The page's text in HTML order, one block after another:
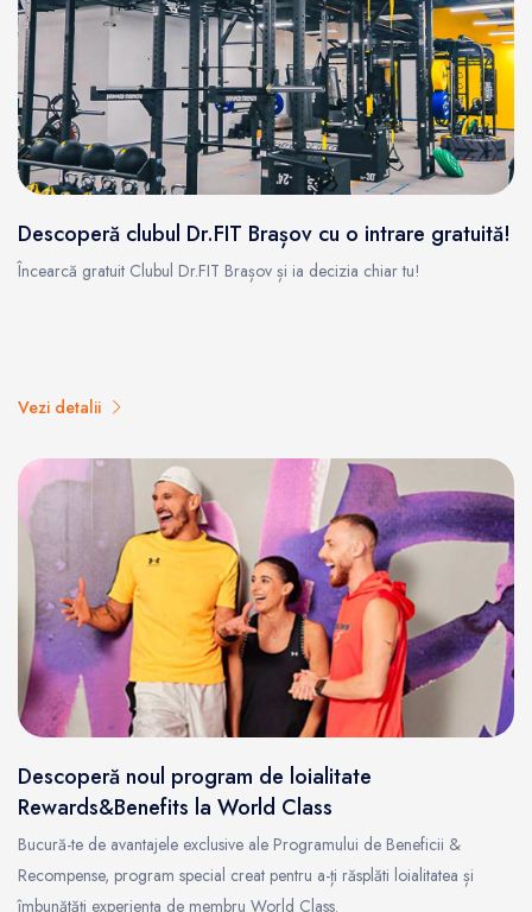
Descoperă clubul Dr.FIT Brașov cu o intrare gratuită!
Încearcă gratuit Clubul Dr.FIT Brașov și ia decizia chiar tu!
Vezi detalii
Descoperă noul program de loialitate
Rewards&Benefits la World Class
Bucură-te de avantajele exclusive ale Programului de Beneficii &
Recompense, program special creat pentru a-ți răsplăti loialitatea și
îmbunătăți experiența de membru World Class.